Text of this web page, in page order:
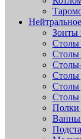
Нейтральное
Зонты
Столы
Столы
Столы
Столы
Столы
Полки
Ванны